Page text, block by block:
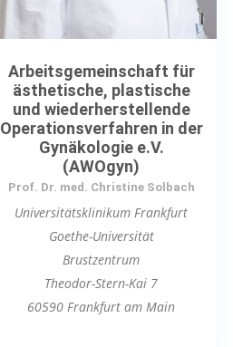
Arbeitsgemeinschaft für
ästhetische, plastische
und wiederherstellende
Operationsverfahren in der
Gynäkologie e.V.
(AWOgyn)
Prof. Dr. med. Christine Solbach
Universitätsklinikum Frankfurt
Goethe-Universität
Brustzentrum
Theodor-Stern-Kai 7
60590 Frankfurt am Main